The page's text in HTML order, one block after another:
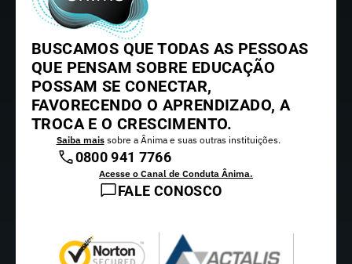
BUSCAMOS QUE TODAS AS PESSOAS
QUE PENSAM SOBRE EDUCAÇÃO
POSSAM SE CONECTAR,
FAVORECENDO O APRENDIZADO, A
TROCA E O CRESCIMENTO.
Saiba maissobre a Ânima e suas outras instituições.
0800 941 7766
Acesse o Canal de Conduta Ânima.
FALE CONOSCO